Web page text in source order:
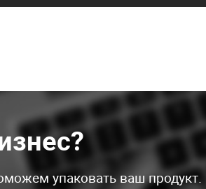
упаковать ваш продукт.